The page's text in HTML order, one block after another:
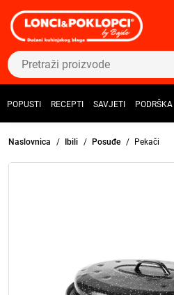
POPUSTI RECEPTI SAVJETI PODRŠKA
Naslovnica Ibili Posuđe Pekači